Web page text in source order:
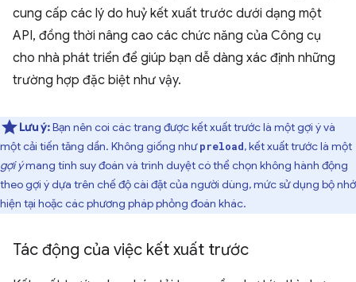
cung cấp các lý do huỷ kết xuất trước dưới dạng một
API, đồng thời nâng cao các chức năng của Công cụ
cho nhà phát triển để giúp bạn dễ dàng xác định những
trường hợp đặc biệt như vậy.
Lưu ý:Bạn nên coi các trang được kết xuất trước là một gợi ý và
một cải tiến tăng dần. Không giống nhưpreload, kết xuất trước là một
gợi ýmang tính suy đoán và trình duyệt có thể chọn không hành động
theo gợi ý dựa trên chế độ cài đặt của người dùng, mức sử dụng bộ nhớ
hiện tại hoặc các phương pháp phỏng đoán khác.
Tác động của việc kết xuất trước